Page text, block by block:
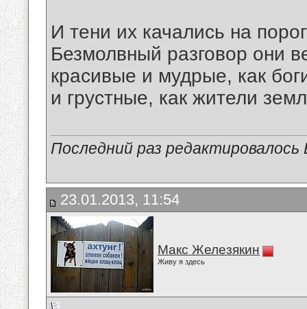
И тени их качались на
Безмолвный разговор они
красивые и мудрые, как
и грустные, как жители
Последний раз
23.01.2013, 11:54
Макс Железякин
Живу я здесь